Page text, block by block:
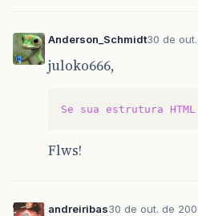
Anderson_Schmidt30 de
juloko666,
Se sua estrutura HTML
Flws!
andreiribas30 de out. de